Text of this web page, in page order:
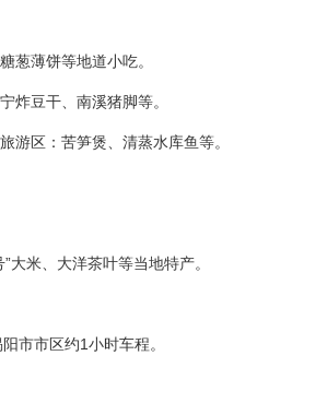
葱薄饼等地道小吃。
炸豆干、南溪猪脚等。
游区：苦笋煲、清蒸水库鱼等。
大米、大洋茶叶等当地特产。
市市区约1小时车程。